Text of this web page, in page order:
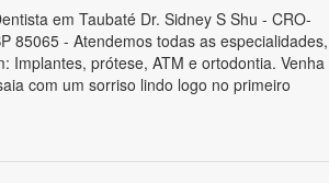
em Taubaté Dr. Sidney S Shu - CRO-
85065 - Atendemos todas as especialidades,
Implantes, prótese, ATM e ortodontia. Venha
com um sorriso lindo logo no primeiro